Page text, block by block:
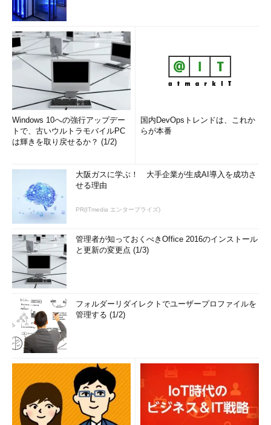
Windows 10への強行アップデー
トで、古いウルトラモバイルPC
は輝きを取り戻せるか？ (1/2)
国内DevOpsトレンドは、これか
らが本番
大阪ガスに学ぶ！ 大手企業が生成AI導入を成功さ
せる理由
PR(ITmedia エンタープライズ)
管理者が知っておくべきOffice 2016のインストール
と更新の変更点 (1/3)
フォルダーリダイレクトでユーザープロファイルを
管理する (1/2)